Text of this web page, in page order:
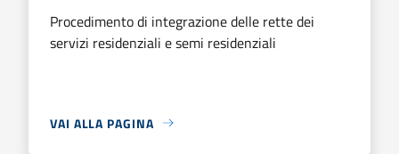
Procedimento di integrazione delle rette dei
servizi residenziali e semi residenziali
VAI ALLA PAGINA